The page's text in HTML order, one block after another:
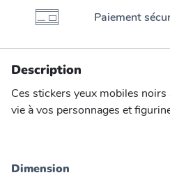
Paiement
Description
Ces stickers yeux mobiles
vie à vos personnages et
Dimension